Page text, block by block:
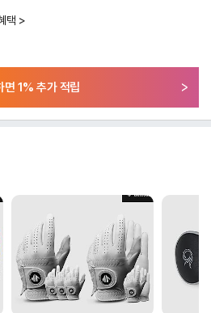
택 >
면 1% 추가 적립